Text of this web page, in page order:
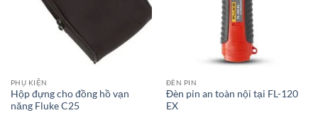
PHỤ KIỆN
Hộp đựng cho đồng hồ vạn
năng Fluke C25
ĐÈN PIN
Đèn pin an toàn nội tại FL-120
EX